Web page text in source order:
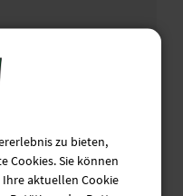
zu bieten,
Cookies. Sie können
aktuellen Cookie